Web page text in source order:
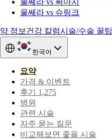
울쎄라 vs 써마지
울쎄라 vs 슈링크
약 정보 건강 칼럼시술/수술 꿀팁
한국어
요약
가격 & 이벤트
후기 1,275
병원
관련 시술
자주 묻는 질문
비교해보면 좋을 시술